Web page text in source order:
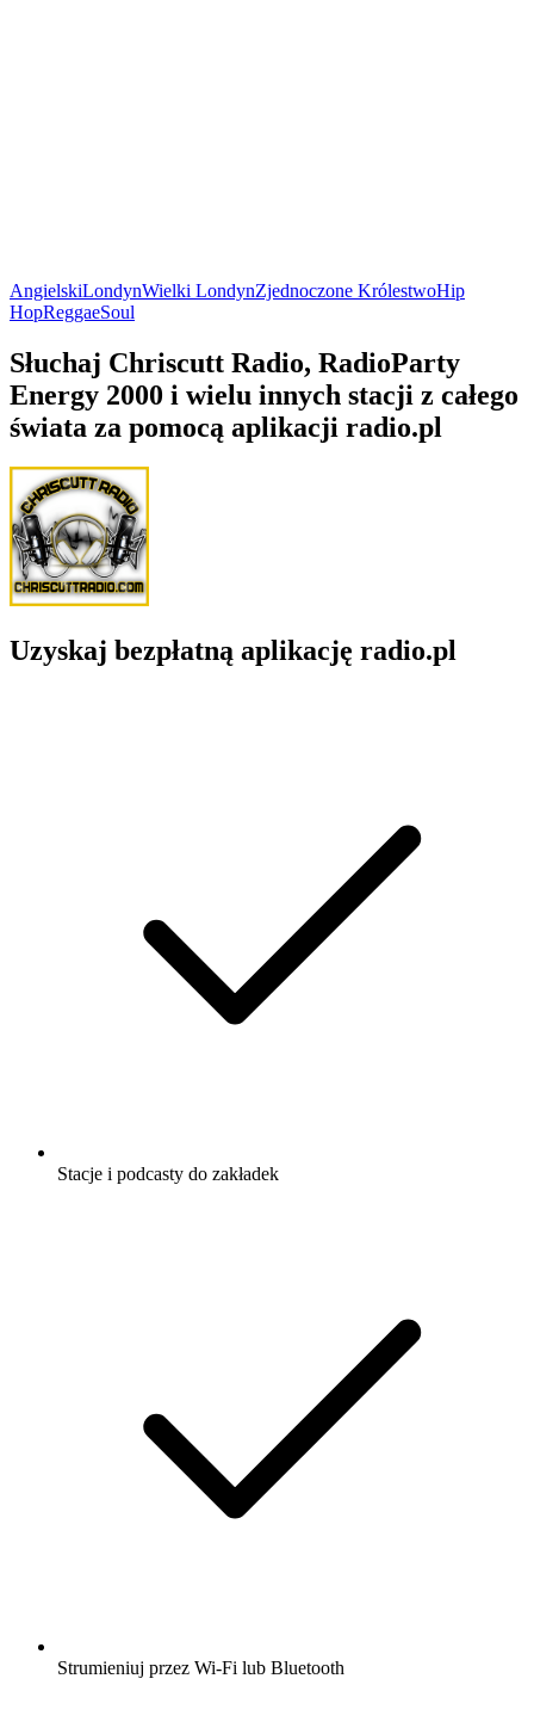
AngielskiLondynWielki LondynZjednoczone KrólestwoHip
HopReggaeSoul
Słuchaj Chriscutt Radio, RadioParty
Energy 2000 i wielu innych stacji z całego
świata za pomocą aplikacji radio.pl
Uzyskaj bezpłatną aplikację radio.pl
Stacje i podcasty do zakładek
Strumieniuj przez Wi-Fi lub Bluetooth